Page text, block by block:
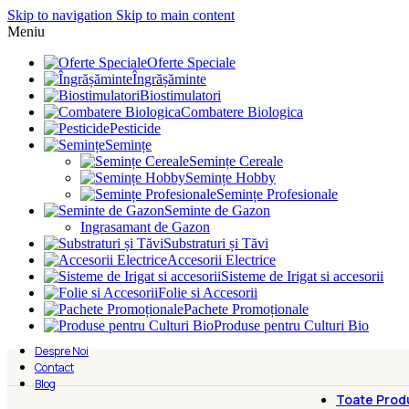
Skip to navigation Skip to main content
Meniu
Oferte Speciale
Îngrășăminte
Biostimulatori
Combatere Biologica
Pesticide
Semințe
Semințe Cereale
Semințe Hobby
Semințe Profesionale
Seminte de Gazon
Ingrasamant de Gazon
Substraturi și Tăvi
Accesorii Electrice
Sisteme de Irigat si accesorii
Folie si Accesorii
Pachete Promoționale
Produse pentru Culturi Bio
Despre Noi
Contact
Blog
Toate